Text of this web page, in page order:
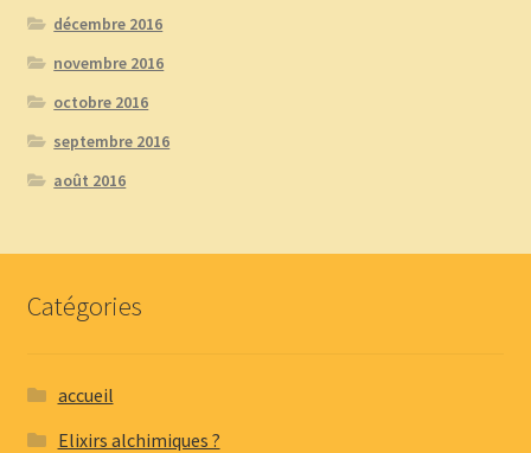
décembre 2016
novembre 2016
octobre 2016
septembre 2016
août 2016
Catégories
accueil
Elixirs alchimiques ?